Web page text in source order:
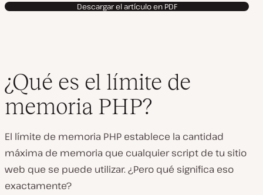
Descargar el artículo en PDF
¿Qué es el límite de
memoria PHP?
El límite de memoria PHP establece la cantidad
máxima de memoria que cualquier script de tu sitio
web que se puede utilizar. ¿Pero qué significa eso
exactamente?